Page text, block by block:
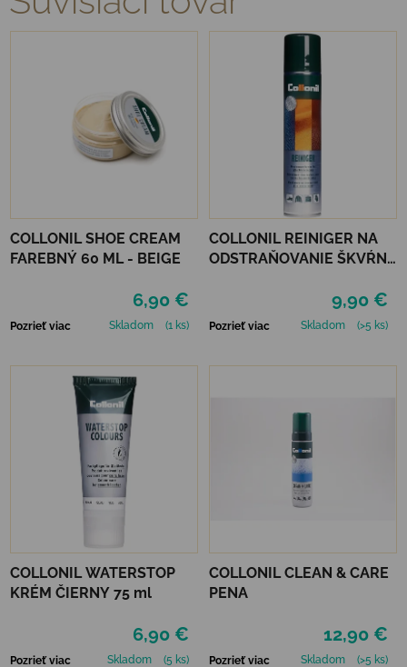
COLLONIL SHOE CREAM
FAREBNÝ 60 ML - BEIGE
6,90 €
Pozrieť viac Skladom (1 ks)
COLLONIL REINIGER NA
ODSTRAŇOVANIE ŠKVŔN
9,90 €
Pozrieť viac Skladom (>5 ks)
COLLONIL WATERSTOP
KRÉM ČIERNY 75 ml
6,90 €
Pozrieť viac Skladom (5 ks)
COLLONIL CLEAN & CARE
PENA
12,90 €
Pozrieť viac Skladom (>5 ks)